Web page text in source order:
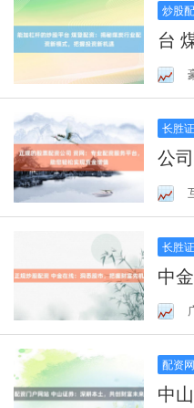
炒股
台
配
遇
长胜
公
台
长胜
中
财
配资
中